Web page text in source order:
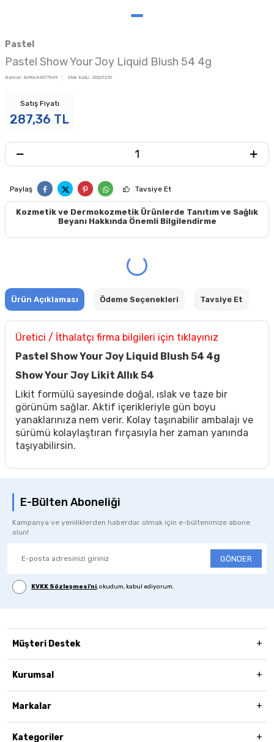
Pastel
Pastel Show Your Joy Liquid Blush 54 4g
Barkod : 8690644377549 Stok Kodu : 20221270
Satış Fiyatı
287,36 TL
Paylaş Tavsiye Et
Kozmetik ve Dermokozmetik Ürünlerde Tanıtım ve Sağlık
Beyanı Hakkında Önemli Bilgilendirme
Ürün Açıklaması Ödeme Seçenekleri Tavsiye Et
Üretici / İthalatçı firma bilgileri için tıklayınız
Pastel Show Your Joy Liquid Blush 54 4g
Show Your Joy Likit Allık 54
Likit formülü sayesinde doğal, ıslak ve taze bir
görünüm sağlar. Aktif içerikleriyle gün boyu
yanaklarınıza nem verir. Kolay taşınabilir ambalajı ve
sürümü kolaylaştıran fırçasıyla her zaman yanında
taşıyabilirsin.
E-Bülten Aboneliği
Kampanya ve yeniliklerden haberdar olmak için e-bültenimize abone
olun!
GÖNDER
KVKK Sözleşmesi'ni, okudum, kabul ediyorum.
Müşteri Destek
Kurumsal
Markalar
Kategoriler